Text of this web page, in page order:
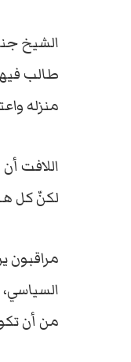
الشيخ
طالب
منزله
اللافت
لكنّ كل
مراقبون
من أن